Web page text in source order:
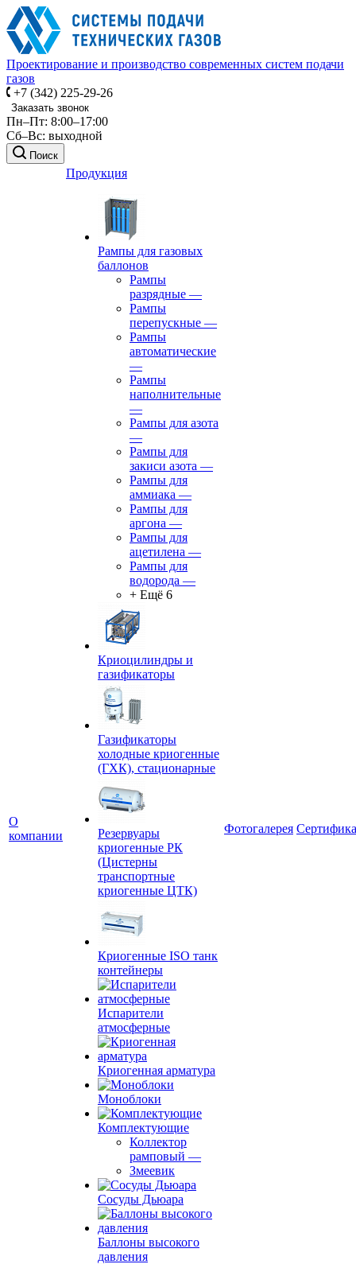
Проектирование и производство современных систем подачи
газов
+7 (342) 225-29-26
Заказать звонок
Пн–Пт: 8:00–17:00
Сб–Вс: выходной
Поиск
О
компании
Продукция
Рампы для газовых
баллонов
Рампы
разрядные —
Рампы
перепускные —
Рампы
автоматические
—
Рампы
наполнительные
—
Рампы для азота
—
Рампы для
закиси азота —
Рампы для
аммиака —
Рампы для
аргона —
Рампы для
ацетилена —
Рампы для
водорода —
+ Ещё 6
Криоцилиндры и
газификаторы
Газификаторы
холодные криогенные
(ГХК), стационарные
Резервуары
криогенные РК
(Цистерны
транспортные
криогенные ЦТК)
Криогенные ISO танк
контейнеры
Испарители
атмосферные
Криогенная арматура
Моноблоки
Комплектующие
Коллектор
рамповый —
Змеевик
Сосуды Дьюара
Баллоны высокого
давления
Фотогалерея